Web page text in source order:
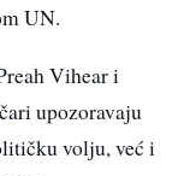
UN.
Vihear i
upozoravaju
volju, već i